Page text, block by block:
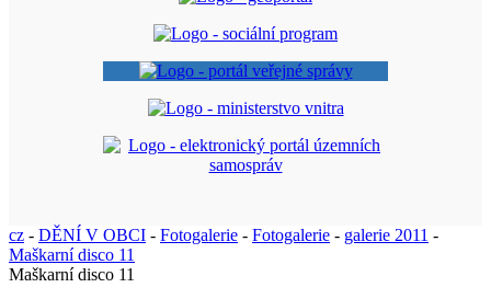
cz - DĚNÍ V OBCI - Fotogalerie - Fotogalerie - galerie 2011 -
Maškarní disco 11
Maškarní disco 11